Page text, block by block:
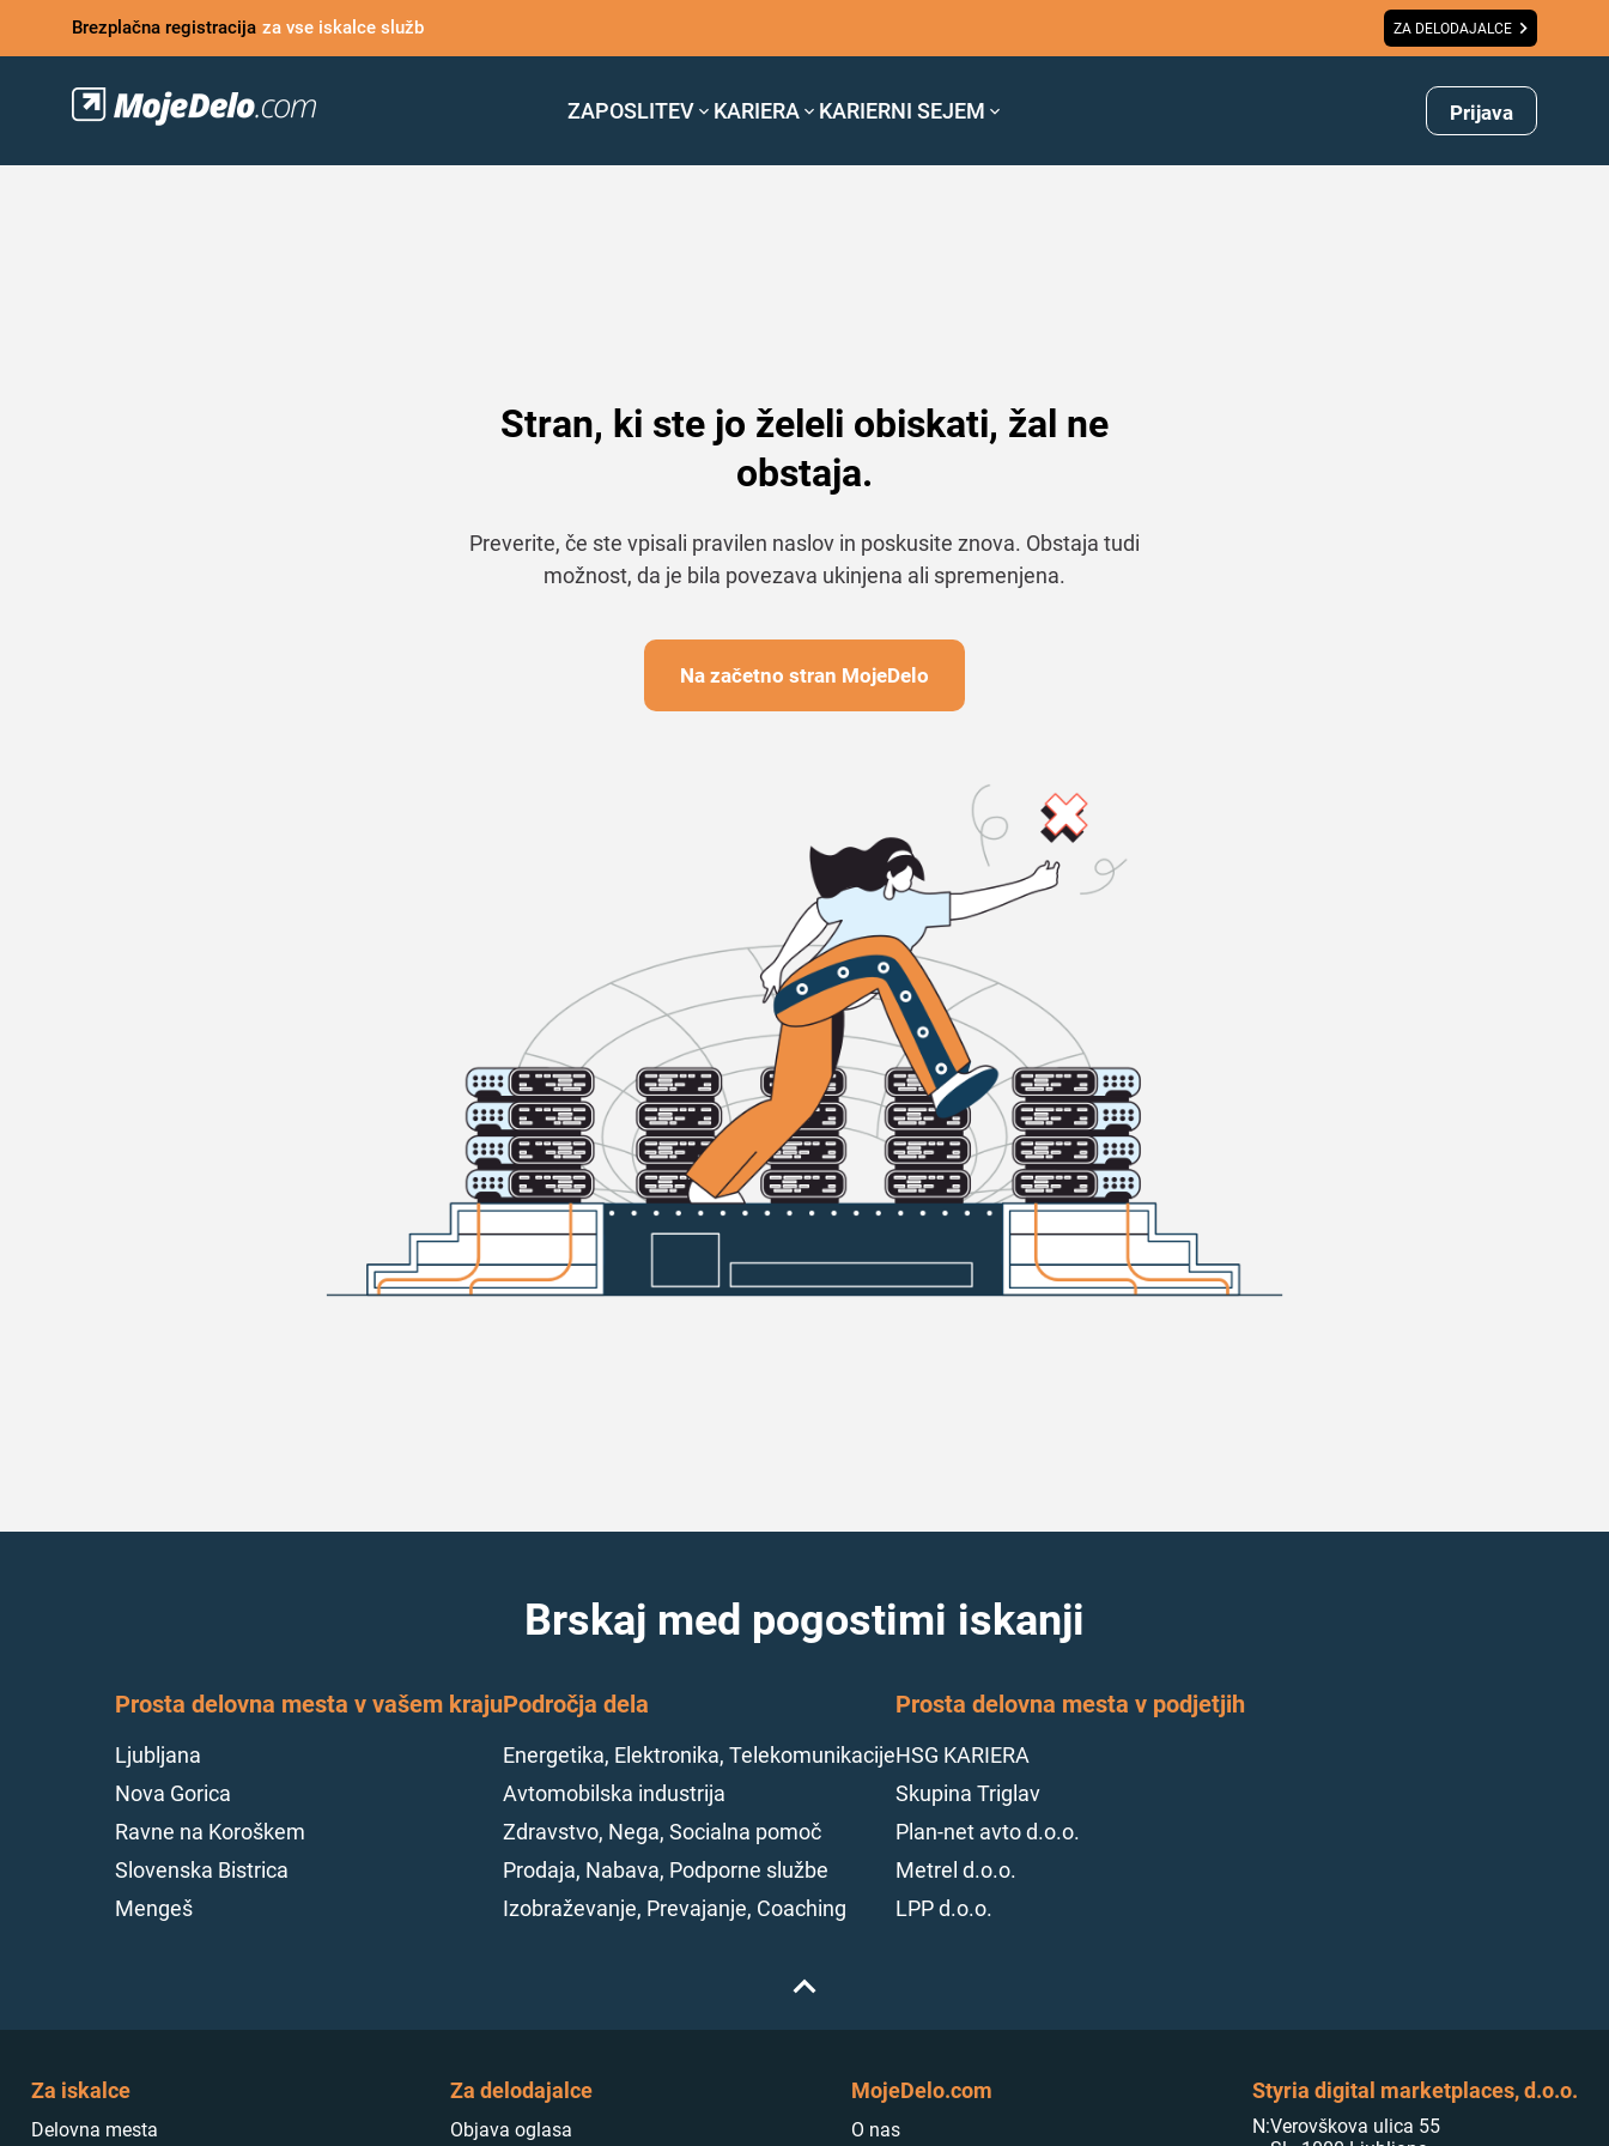
Brezplačna registracija za vse iskalce služb ZA DELODAJALCE
ZAPOSLITEV KARIERA KARIERNI SEJEM Prijava
Stran, ki ste jo želeli obiskati, žal ne
obstaja.
Preverite, če ste vpisali pravilen naslov in poskusite znova. Obstaja tudi
možnost, da je bila povezava ukinjena ali spremenjena.
Na začetno stran MojeDelo
Brskaj med pogostimi iskanji
Prosta delovna mesta v vašem kraju
Ljubljana
Nova Gorica
Ravne na Koroškem
Slovenska Bistrica
Mengeš
Področja dela
Energetika, Elektronika, Telekomunikacije
Avtomobilska industrija
Zdravstvo, Nega, Socialna pomoč
Prodaja, Nabava, Podporne službe
Izobraževanje, Prevajanje, Coaching
Prosta delovna mesta v podjetjih
HSG KARIERA
Skupina Triglav
Plan-net avto d.o.o.
Metrel d.o.o.
LPP d.o.o.
Za iskalce
Delovna mesta
Za delodajalce
Objava oglasa
MojeDelo.com
O nas
Styria digital marketplaces, d.o.o.
N:Verovškova ulica 55